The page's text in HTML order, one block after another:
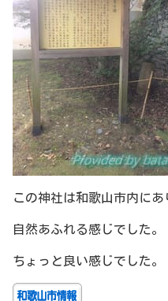
この神社は和歌山市内にあ
自然あふれる感じでした。
ちょっと良い感じでした。